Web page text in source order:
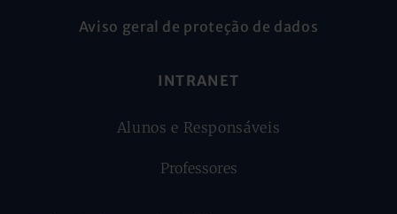
Aviso geral de proteção de dados
INTRANET
Alunos e Responsáveis
Professores